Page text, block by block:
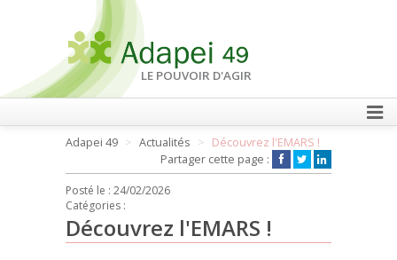
LE POUVOIR D'AGIR
FAIRE UN DON
Adapei 49 Actualités
Découvrez l'EMARS !
Partager cette page :
Posté le : 24/02/2026
Catégories :
Découvrez l'EMARS !